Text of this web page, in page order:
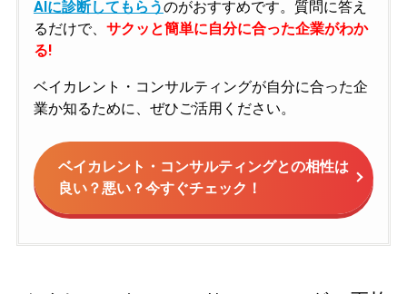
AIに診断してもらうのがおすすめです。質問に答え
るだけで、 サクッと簡単に自分に合った企業がわか
る!
ベイカレント・コンサルティングが自分に合った企
業か知るために、ぜひご活用ください。
ベイカレント・コンサルティングとの相性は
良い？悪い？今すぐチェック！